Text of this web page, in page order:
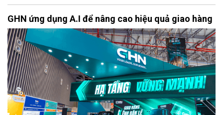
GHN ứng dụng A.I để nâng cao hiệu quả giao hàng